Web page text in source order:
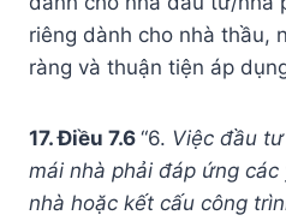
riêng dành cho nhà thầu,
ràng và thuận tiện áp
17. Điều 7.6 “6. Việc đầu
mái nhà phải đáp ứng
nhà hoặc kết cấu công